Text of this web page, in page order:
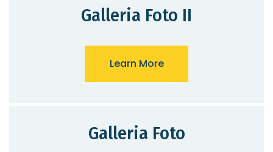
Galleria Foto II
Learn More
Galleria Foto